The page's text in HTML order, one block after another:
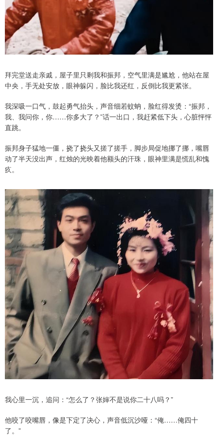
拜完堂送走亲戚，屋子里只剩我和振邦，空气里满是尴尬，他站在屋
中央，手无处安放，眼神躲闪，脸比我还红，反倒比我更紧张。
我深吸一口气，鼓起勇气抬头，声音细若蚊蚋，脸红得发烫：“振邦，
我、我问你，你……你多大了？”话一出口，我赶紧低下头，心脏怦怦
直跳。
振邦身子猛地一僵，挠了挠头又搓了搓手，脚步局促地挪了挪，嘴唇
动了半天没出声，红烛的光映着他额头的汗珠，眼神里满是慌乱和愧
疚。
我心里一沉，追问：“怎么了？张婶不是说你二十八吗？”
他咬了咬嘴唇，像是下定了决心，声音低沉沙哑：“俺……俺四十
了。”